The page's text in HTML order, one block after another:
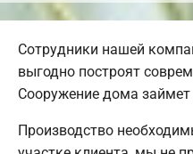
Сотрудники нашей
выгодно построят
Сооружение дома займет
Производство